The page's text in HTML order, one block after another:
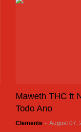
Maweth THC ft
Todo Ano
Clemente - August 07,